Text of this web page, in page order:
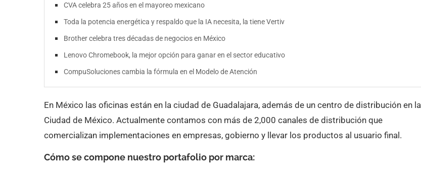
CVA celebra 25 años en el mayoreo mexicano
Toda la potencia energética y respaldo que la IA necesita, la tiene Vertiv
Brother celebra tres décadas de negocios en México
Lenovo Chromebook, la mejor opción para ganar en el sector educativo
CompuSoluciones cambia la fórmula en el Modelo de Atención
En México las oficinas están en la ciudad de Guadalajara, además de un centro de distribución en la
Ciudad de México. Actualmente contamos con más de 2,000 canales de distribución que
comercializan implementaciones en empresas, gobierno y llevar los productos al usuario final.
Cómo se compone nuestro portafolio por marca: